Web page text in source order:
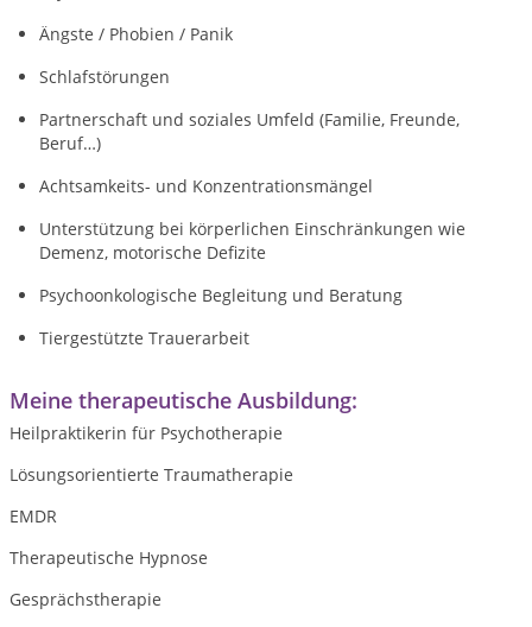
Ängste / Phobien / Panik
Schlafstörungen
Partnerschaft und soziales Umfeld (Familie, Freunde,
Beruf…)
Achtsamkeits- und Konzentrationsmängel
Unterstützung bei körperlichen Einschränkungen wie
Demenz, motorische Defizite
Psychoonkologische Begleitung und Beratung
Tiergestützte Trauerarbeit
Meine therapeutische Ausbildung:
Heilpraktikerin für Psychotherapie
Lösungsorientierte Traumatherapie
EMDR
Therapeutische Hypnose
Gesprächstherapie